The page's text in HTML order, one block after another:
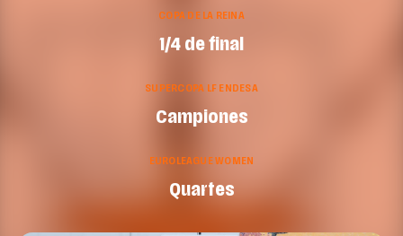
COPA DE LA REINA
1/4 de final
SUPERCOPA LF ENDESA
Campiones
EUROLEAGUE WOMEN
Quartes